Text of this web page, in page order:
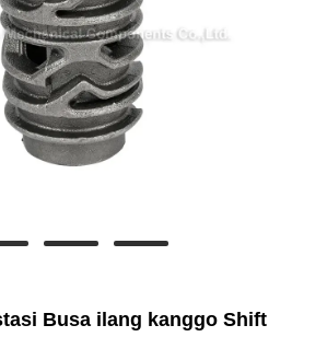
Busa ilang kanggo Shift